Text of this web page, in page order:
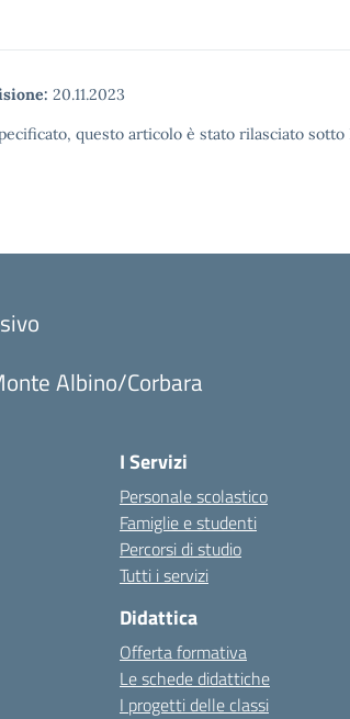
20.11.2023
questo articolo è stato rilasciato
Albino/Corbara
I Servizi
Personale scolastico
Famiglie e studenti
Percorsi di studio
Tutti i servizi
Didattica
Offerta formativa
Le schede didattiche
I progetti delle classi